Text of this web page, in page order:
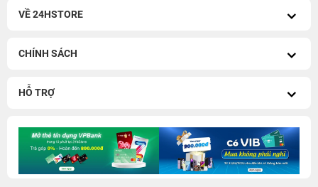
VỀ 24HSTORE
CHÍNH SÁCH
HỖ TRỢ